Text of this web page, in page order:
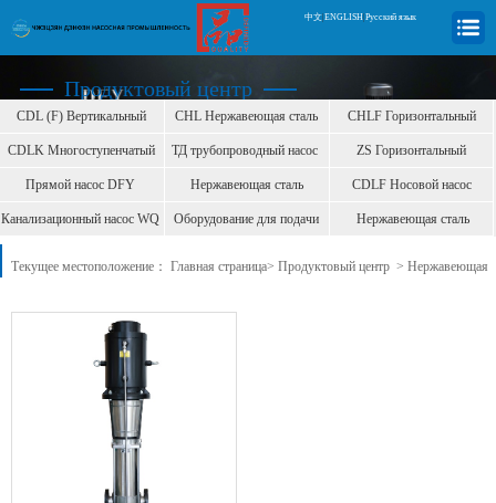
中文 |ENGLISH |Русский язык
Продуктовый центр
CDL (F) Вертикальный
центробеж
CHL Нержавеющая сталь
горизонт
CHLF Горизонтальный
центробежн
CDLK Многоступенчатый
центробе
ТД трубопроводный насос ZS Горизонтальный
центробежный
Прямой насос DFY Нержавеющая сталь CDLF Носовой насос
преобразова
Канализационный насос WQ Оборудование для подачи Нержавеющая сталь
Нержавеющая сталь
Текущее местоположение： Главная страница> Продуктовый центр > Нержавеющая